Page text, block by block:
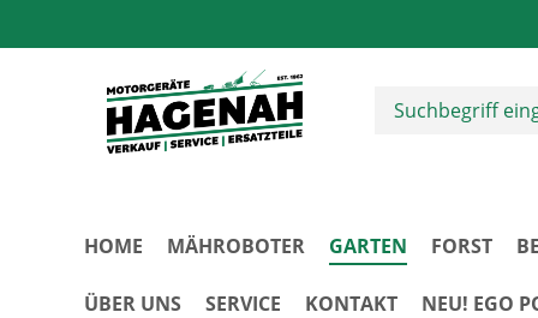
HOME MÄHROBOTER GARTEN FORST
ÜBER UNS SERVICE KONTAKT NEU! EGO